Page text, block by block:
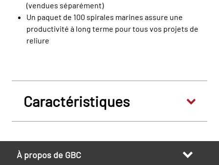
(vendues séparément)
Un paquet de 100 spirales marines assure une
productivité à long terme pour tous vos projets de
reliure
Caractéristiques
À propos de GBC